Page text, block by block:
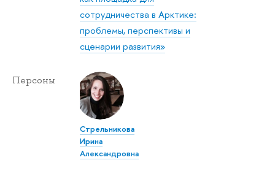
сотрудничества в Арктике:
проблемы, перспективы и
сценарии развития»
Персоны
Стрельникова
Ирина
Александровна